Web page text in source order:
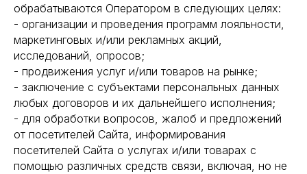
обрабатываются Оператором в следующих целях:
- организации и проведения программ лояльности,
маркетинговых и/или рекламных акций,
исследований, опросов;
- продвижения услуг и/или товаров на рынке;
- заключение с субъектами персональных данных
любых договоров и их дальнейшего исполнения;
- для обработки вопросов, жалоб и предложений
от посетителей Сайта, информирования
посетителей Сайта о услугах и/или товарах с
помощью различных средств связи, включая, но не